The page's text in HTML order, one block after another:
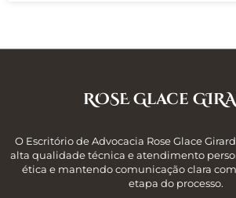
ROSE Glace
O Escritório de Advocacia Rose Glace
alta qualidade técnica e atendimento
ética e mantendo comunicação clara
etapa do processo.